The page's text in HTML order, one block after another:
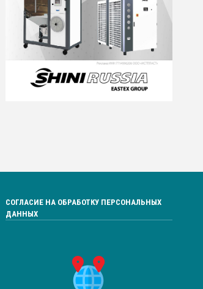
СОГЛАСИЕ НА ОБРАБОТКУ ПЕРСОНАЛЬНЫХ
ДАННЫХ